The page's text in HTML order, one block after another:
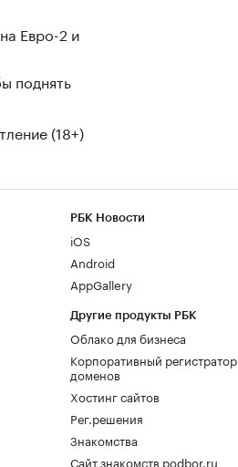
Евро-2 и
поднять
(18+)
РБК Новости
iOS
Android
AppGallery
Другие продукты РБК
Облако для бизнеса
Корпоративный регистратор
доменов
Хостинг сайтов
Рег.решения
Знакомства
Сайт знакомств podbor.ru